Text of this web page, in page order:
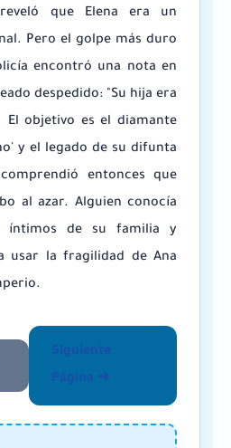
que Elena era un
Pero el golpe más duro
encontró una nota en
despedido: "Su hija era
El objetivo es el diamante
y el legado de su difunta
entonces que
al azar. Alguien conocía
íntimos de su familia y
usar la fragilidad de Ana
Siguiente
Página ➜